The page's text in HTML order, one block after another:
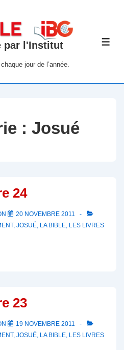
par l'Institut
jour de l’année.
: Josué
24
20 NOVEMBRE 2011
, JOSUÉ, LA BIBLE, LES LIVRES
23
19 NOVEMBRE 2011
, JOSUÉ, LA BIBLE, LES LIVRES